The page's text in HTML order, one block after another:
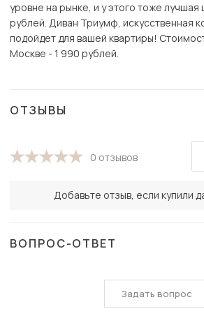
уровне на рынке, и у этого тоже лучшая
рублей. Диван Триумф, искусственная
подойдет для вашей квартиры!
Москве - 1 990 рублей.
ОТЗЫВЫ
0 отзывов
Добавьте отзыв, если купили
ВОПРОС-ОТВЕТ
Задать вопрос